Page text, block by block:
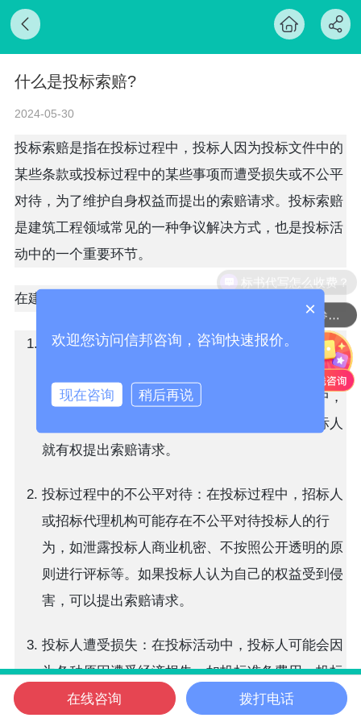
什么是投标索赔?
2024-05-30
投标索赔是指在投标过程中，投标人因为投标文件中的
某些条款或投标过程中的某些事项而遭受损失或不公平
对待，为了维护自身权益而提出的索赔请求。投标索赔
是建筑工程领域常见的一种争议解决方式，也是投标活
动中的一个重要环节。
在建筑工程领域，投标索赔通常涉及以下几个方面：
投标文件条款索赔：投标人在编制投标文件时，可
能会根据招标文件中的要求提出一些特殊条款，如
价格调整、工期延长等。如果在合同履行过程中，
这些特殊条款未能得到充分履行或被违反，投标人
就有权提出索赔请求。
投标过程中的不公平对待：在投标过程中，招标人
或招标代理机构可能存在不公平对待投标人的行
为，如泄露投标人商业机密、不按照公开透明的原
则进行评标等。如果投标人认为自己的权益受到侵
害，可以提出索赔请求。
投标人遭受损失：在投标活动中，投标人可能会因
为各种原因遭受经济损失，如投标准备费用、投标
保证金的损失等。如果这些损失是由于招标人或招
信邦首页 电话咨询 微信客服 在线咨询 信邦位置
×
欢迎您访问信邦咨询，咨询快速报价。
现在咨询 稍后再说
在线咨询 拨打电话